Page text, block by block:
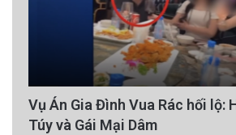
Vụ Án Gia Đình Vua Rác hối lộ:
Túy và Gái Mại Dâm